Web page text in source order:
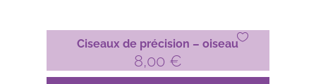
Ciseaux de précision – oiseau
8,00 €